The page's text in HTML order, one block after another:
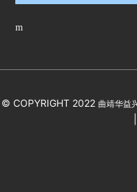
m
© COPYRIGHT 2022 曲靖华益